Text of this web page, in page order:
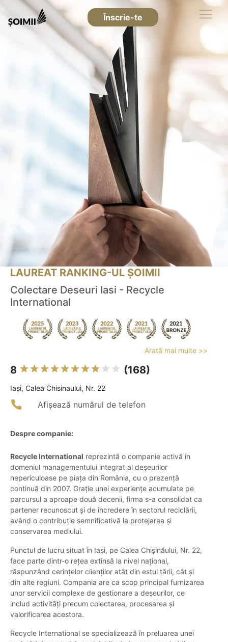
Înscrie-te
LAUREAT RANKING-UL ȘOIMII
Colectare Deseuri Iasi - Recycle
International
Arată mai multe >>
8 (168)
Iaşi, Calea Chisinaului, Nr. 22
Afișează numărul de telefon
Despre companie:
Recycle International reprezintă o companie activă în
domeniul managementului integrat al deșeurilor
nepericuloase pe piața din România, cu o prezență
continuă din 2007. Grație unei experiențe acumulate pe
parcursul a aproape două decenii, firma s-a consolidat ca
partener recunoscut și de încredere în sectorul reciclării,
având o contribuție semnificativă la protejarea și
conservarea mediului.
Punctul de lucru situat în Iași, pe Calea Chișinăului, Nr. 22,
face parte dintr-o rețea extinsă la nivel național,
răspunzând cerințelor clienților atât din estul țării, cât și
din alte regiuni. Compania are ca scop principal furnizarea
unor servicii complexe de gestionare a deșeurilor, ce
includ activități precum colectarea, procesarea și
valorificarea acestora.
Recycle International se specializează în preluarea unei